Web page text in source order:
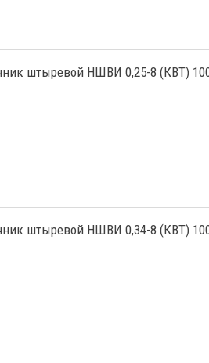
штыревой НШВИ 0,25-8 (КВТ)
штыревой НШВИ 0,34-8 (КВТ)